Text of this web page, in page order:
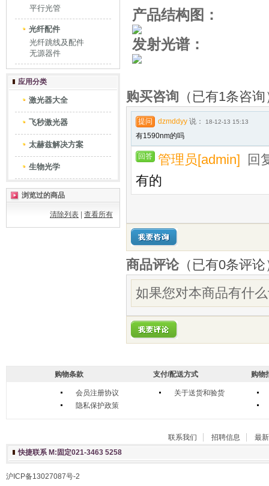
平行光管
光纤配件
光纤跳线及配件
无源器件
应用分类
激光器大全
飞秒激光器
太赫兹解决方案
生物光学
浏览过的商品
清除列表 查看所有
产品结构图：
发射光谱：
购买咨询 （已有1条咨
提问 dzmddyy 说： 18-12-13 15:13
有1590nm的吗
回答 管理员[admin] 回
有的
商品评论（已有0条评论
如果您对本商品有什
购物条款
会员注册协议
隐私保护政策
支付/配送方式
关于送货和验货
购物
联系我们 招聘信息
最
快捷联系 M:固定021-3463 5258
沪ICP备13027087号-2